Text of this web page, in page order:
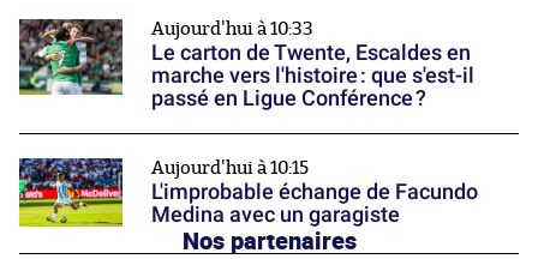
Aujourd'hui à 10:33
Le carton de Twente, Escaldes en
marche vers l'histoire : que s'est-il
passé en Ligue Conférence ?
Aujourd'hui à 10:15
L'improbable échange de Facundo
Medina avec un garagiste
Nos partenaires